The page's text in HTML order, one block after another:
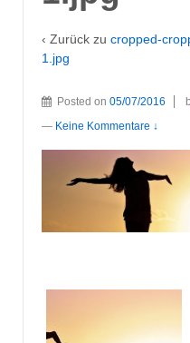
‹ Zurück zu cropped-
1.jpg
Posted on 05/07/2016
— Keine Kommentare ↓